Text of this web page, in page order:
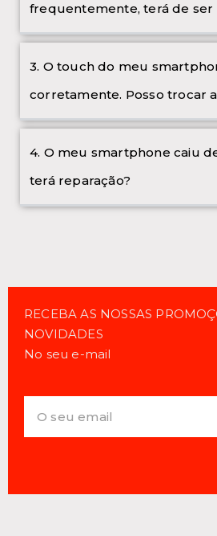
frequentemente, terá de ser
3. O touch do meu
corretamente. Posso trocar
4. O meu smartphone caiu
terá reparação?
RECEBA AS NOSSAS
NOVIDADES
No seu e-mail